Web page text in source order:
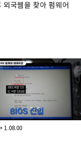
국웹을 찾아 펌웨어
1.08.00